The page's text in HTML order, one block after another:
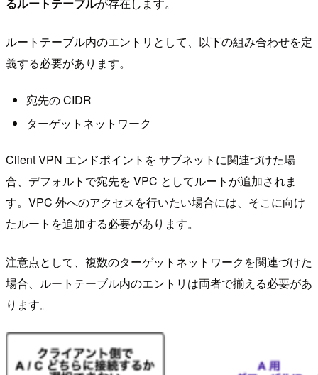
るルートテーブルが存在します。
ルートテーブル内のエントリとして、以下の組み合わせを定
義する必要があります。
宛先の CIDR
ターゲットネットワーク
Client VPN エンドポイントを サブネットに関連づけた場
合、デフォルトで宛先を VPC としてルートが追加されま
す。VPC 外へのアクセスを行いたい場合には、そこに向け
たルートを追加する必要があります。
注意点として、複数のターゲットネットワークを関連づけた
場合、ルートテーブル内のエントリは両者で揃える必要があ
ります。